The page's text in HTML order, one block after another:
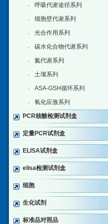
· 呼吸代谢途径系列
· 细胞壁代谢系列
· 光合作用系列
· 碳水化合物代谢系列
· 氮代谢系列
· 土壤系列
· ASA-GSH循环系列
·
氧化应激系列
PCR核酸检测试剂盒
定量PCR试剂盒
ELISA试剂盒
elisa检测试剂盒
细胞
生化试剂
标准品对照品